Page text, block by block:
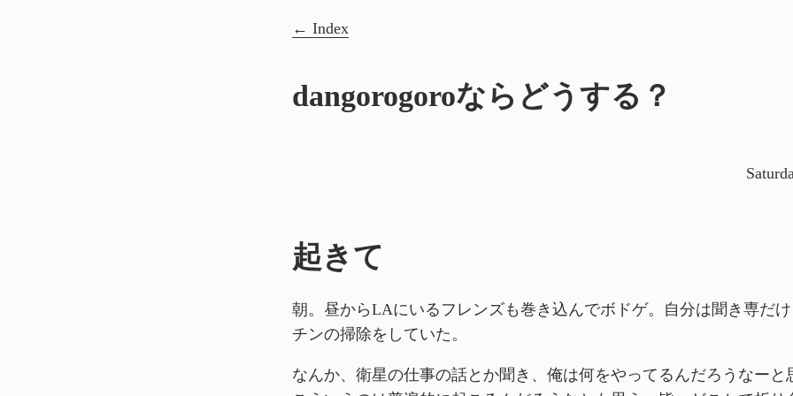
Index
dangorogoroならどうする？
起きて
朝。昼からLAにいるフレンズも巻き込んでボドゲ。自分は聞き専だ
チンの掃除をしていた。
なんか、衛星の仕事の話とか聞き、俺は何をやってるんだろうなーと